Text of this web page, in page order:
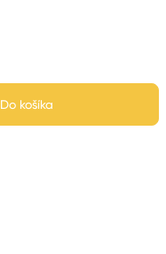
Do košíka